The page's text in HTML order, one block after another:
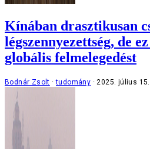
Kínában drasztikusan
légszennyezettség, de
globális felmelegedést
Bodnár Zsolt tudomány 2025. július 15.